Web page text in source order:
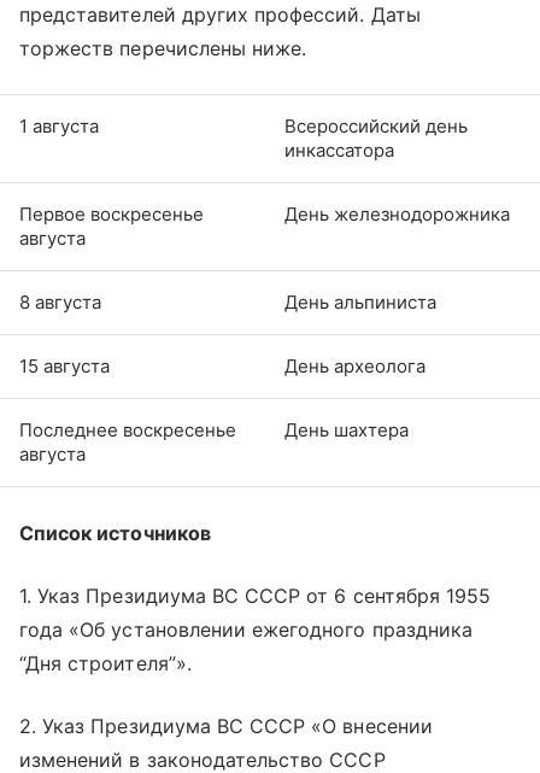
представителей других профессий. Даты
торжеств перечислены ниже.
1 августа
Всероссийский день
инкассатора
Первое воскресенье
августа
День железнодорожника
8 августа День альпиниста
15 августа День археолога
Последнее воскресенье
августа
День шахтера
Список источников
1. Указ Президиума ВС СССР от 6 сентября 1955
года «Об установлении ежегодного праздника
“Дня строителя”».
2. Указ Президиума ВС СССР «О внесении
изменений в законодательство СССР